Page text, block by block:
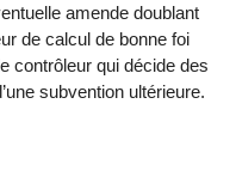
amende doublant
de calcul de bonne foi
contrôleur qui décide des
subvention ultérieure.